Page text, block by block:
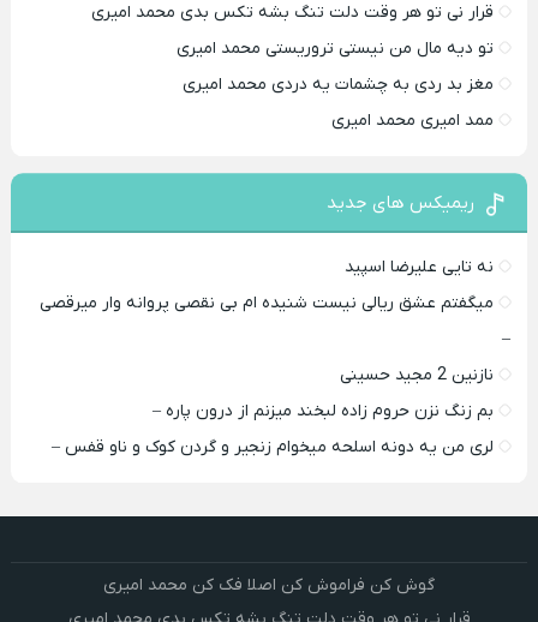
قرار نی تو هر وقت دلت تنگ بشه تکس بدی محمد امیری
تو دیه مال من نیستی تروریستی محمد امیری
مغز بد ردی به چشمات یه دردی محمد امیری
ممد امیری محمد امیری
ریمیکس های جدید
نه تایی علیرضا اسپید
میگفتم عشق ریالی نیست شنیده ام بی نقصی پروانه وار میرقصی
–
نازنین 2 مجید حسینی
بم زنگ نزن حروم زاده لبخند میزنم از درون پاره –
لری من یه دونه اسلحه میخوام زﻧﺠﻴﺮ و ﮔﺮدن ﻛﻮک و ﻧﺎو ﻗﻔﺲ –
گوش کن فراموش کن اصلا فک کن محمد امیری